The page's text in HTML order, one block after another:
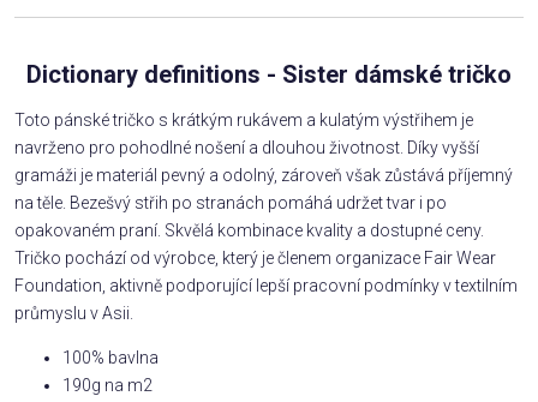
Dictionary definitions - Sister dámské tričko
Toto pánské tričko s krátkým rukávem a kulatým výstřihem je
navrženo pro pohodlné nošení a dlouhou životnost. Díky vyšší
gramáži je materiál pevný a odolný, zároveň však zůstává příjemný
na těle. Bezešvý střih po stranách pomáhá udržet tvar i po
opakovaném praní. Skvělá kombinace kvality a dostupné ceny.
Tričko pochází od výrobce, který je členem organizace Fair Wear
Foundation, aktivně podporující lepší pracovní podmínky v textilním
průmyslu v Asii.
100% bavlna
190g na m2